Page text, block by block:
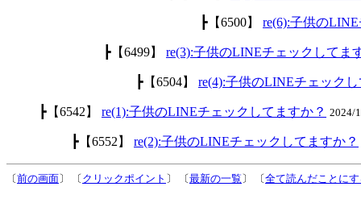
┣【6500】 re(6):子供の
┣【6499】 re(3):子供のLINEチェックしてま
┣【6504】 re(4):子供のLINEチェック
┣【6542】 re(1):子供のLINEチェックしてますか？ 2024/
┣【6552】 re(2):子供のLINEチェックしてますか？
〔前の画面〕 〔 クリックポイント 〕 〔最新の一覧 〕 〔全て読んだことに